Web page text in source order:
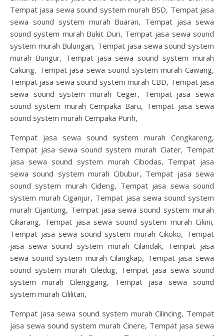
Tempat jasa sewa sound system murah BSD, Tempat jasa
sewa sound system murah Buaran, Tempat jasa sewa
sound system murah Bukit Duri, Tempat jasa sewa sound
system murah Bulungan, Tempat jasa sewa sound system
murah Bungur, Tempat jasa sewa sound system murah
Cakung, Tempat jasa sewa sound system murah Cawang,
Tempat jasa sewa sound system murah CBD, Tempat jasa
sewa sound system murah Ceger, Tempat jasa sewa
sound system murah Cempaka Baru, Tempat jasa sewa
sound system murah Cempaka Purih,
Tempat jasa sewa sound system murah Cengkareng,
Tempat jasa sewa sound system murah Ciater, Tempat
jasa sewa sound system murah Cibodas, Tempat jasa
sewa sound system murah Cibubur, Tempat jasa sewa
sound system murah Cideng, Tempat jasa sewa sound
system murah Ciganjur, Tempat jasa sewa sound system
murah Cijantung, Tempat jasa sewa sound system murah
Cikarang, Tempat jasa sewa sound system murah Cikini,
Tempat jasa sewa sound system murah Cikoko, Tempat
jasa sewa sound system murah Cilandak, Tempat jasa
sewa sound system murah Cilangkap, Tempat jasa sewa
sound system murah Ciledug, Tempat jasa sewa sound
system murah Cilenggang, Tempat jasa sewa sound
system murah Cililitan,
Tempat jasa sewa sound system murah Cilincing, Tempat
jasa sewa sound system murah Cinere, Tempat jasa sewa